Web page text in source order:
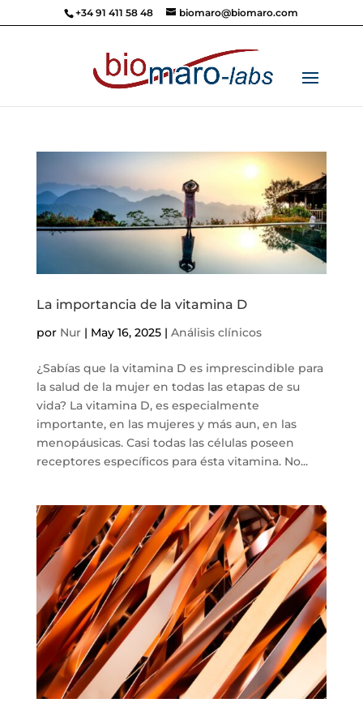
+34 91 411 58 48 biomaro@biomaro.com
La importancia de la vitamina D
por Nur| May 16, 2025| Análisis clínicos
¿Sabías que la vitamina D es imprescindible para
la salud de la mujer en todas las etapas de su
vida? La vitamina D, es especialmente
importante, en las mujeres y más aun, en las
menopáusicas. Casi todas las células poseen
receptores específicos para ésta vitamina. No...